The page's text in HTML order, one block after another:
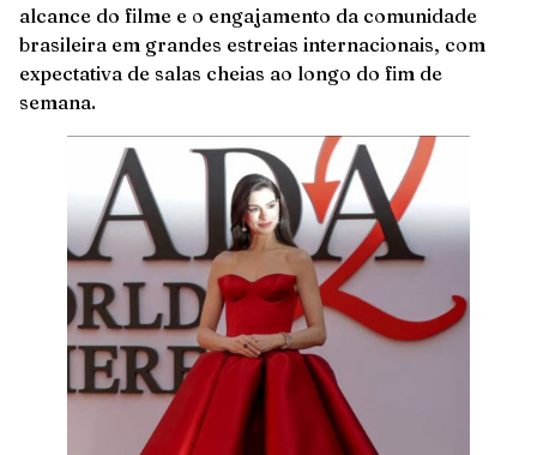
alcance do filme e o engajamento da comunidade
brasileira em grandes estreias internacionais, com
expectativa de salas cheias ao longo do fim de
semana.